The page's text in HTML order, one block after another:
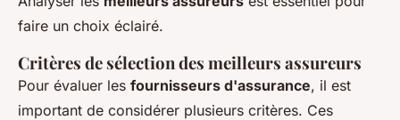
faire un choix éclairé.
Critères de sélection des meilleurs assureurs
Pour évaluer les fournisseurs d'assurance, il est
important de considérer plusieurs critères. Ces